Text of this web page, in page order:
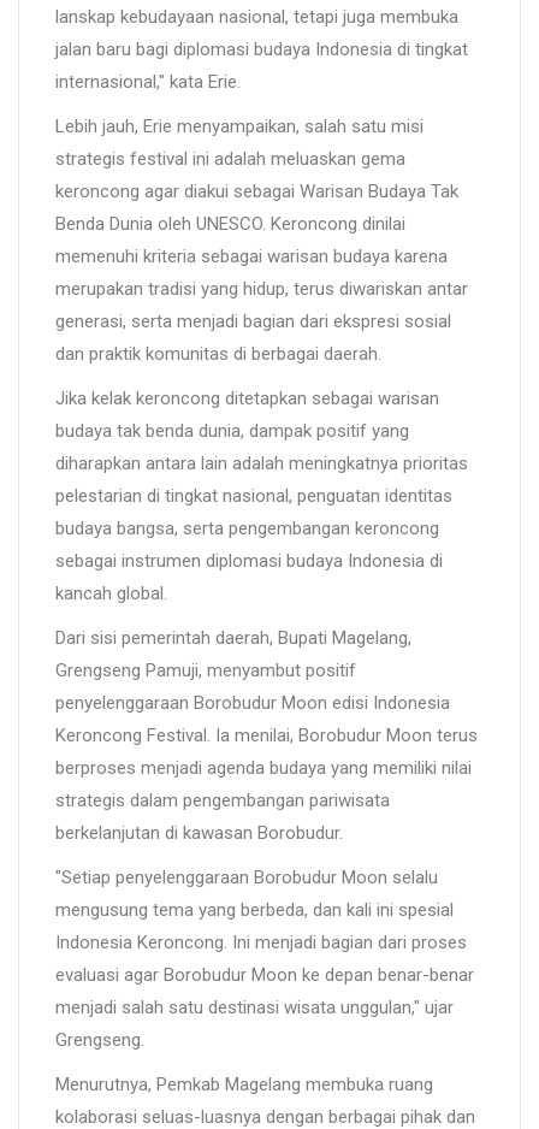
lanskap kebudayaan nasional, tetapi juga membuka
jalan baru bagi diplomasi budaya Indonesia di tingkat
internasional," kata Erie.
Lebih jauh, Erie menyampaikan, salah satu misi
strategis festival ini adalah meluaskan gema
keroncong agar diakui sebagai Warisan Budaya Tak
Benda Dunia oleh UNESCO. Keroncong dinilai
memenuhi kriteria sebagai warisan budaya karena
merupakan tradisi yang hidup, terus diwariskan antar
generasi, serta menjadi bagian dari ekspresi sosial
dan praktik komunitas di berbagai daerah.
Jika kelak keroncong ditetapkan sebagai warisan
budaya tak benda dunia, dampak positif yang
diharapkan antara lain adalah meningkatnya prioritas
pelestarian di tingkat nasional, penguatan identitas
budaya bangsa, serta pengembangan keroncong
sebagai instrumen diplomasi budaya Indonesia di
kancah global.
Dari sisi pemerintah daerah, Bupati Magelang,
Grengseng Pamuji, menyambut positif
penyelenggaraan Borobudur Moon edisi Indonesia
Keroncong Festival. Ia menilai, Borobudur Moon terus
berproses menjadi agenda budaya yang memiliki nilai
strategis dalam pengembangan pariwisata
berkelanjutan di kawasan Borobudur.
"Setiap penyelenggaraan Borobudur Moon selalu
mengusung tema yang berbeda, dan kali ini spesial
Indonesia Keroncong. Ini menjadi bagian dari proses
evaluasi agar Borobudur Moon ke depan benar-benar
menjadi salah satu destinasi wisata unggulan," ujar
Grengseng.
Menurutnya, Pemkab Magelang membuka ruang
kolaborasi seluas-luasnya dengan berbagai pihak dan